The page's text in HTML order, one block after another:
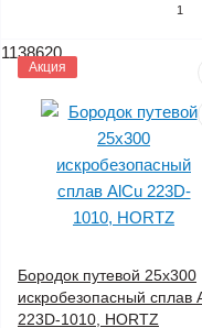
1
1138620
Акция
Бородок путевой 25х300
искробезопасный сплав
223D-1010, HORTZ